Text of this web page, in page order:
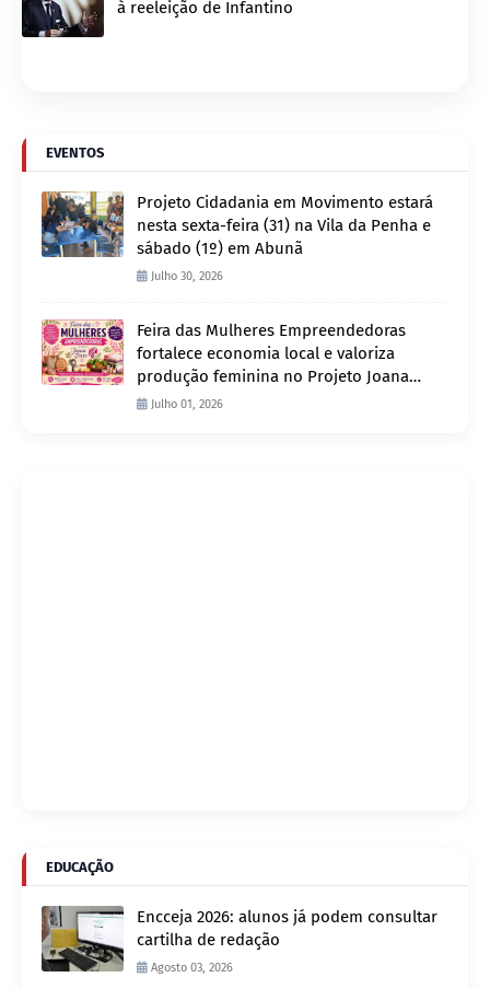
à reeleição de Infantino
EVENTOS
Projeto Cidadania em Movimento estará
nesta sexta-feira (31) na Vila da Penha e
sábado (1º) em Abunã
Julho 30, 2026
Feira das Mulheres Empreendedoras
fortalece economia local e valoriza
produção feminina no Projeto Joana
D’Arc
Julho 01, 2026
EDUCAÇÃO
Encceja 2026: alunos já podem consultar
cartilha de redação
Agosto 03, 2026